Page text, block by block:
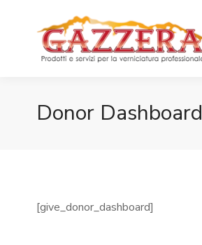
Donor Dashboard
[give_donor_dashboard]